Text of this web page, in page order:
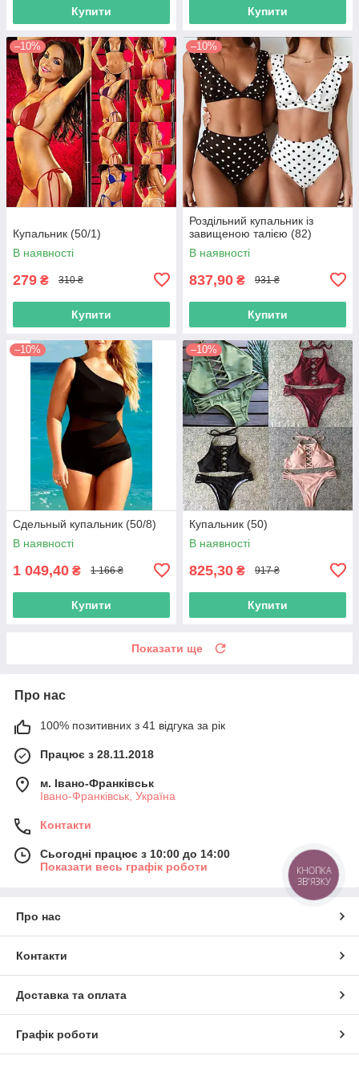
Купити Купити
–10%
Купальник (50/1)
В наявності
279 ₴ 310 ₴
Купити
–10%
Роздільний купальник із
завищеною талією (82)
В наявності
837,90 ₴ 931 ₴
Купити
–10%
Сдельный купальник (50/8)
В наявності
1 049,40 ₴ 1 166 ₴
Купити
–10%
Купальник (50)
В наявності
825,30 ₴ 917 ₴
Купити
Показати ще
Про нас
100% позитивних з 41 відгука за рік
Працює з 28.11.2018
м. Івано-Франківськ
Івано-Франківськ, Україна
Контакти
Сьогодні працює з 10:00 до 14:00
Показати весь графік роботи
Про нас
Контакти
Доставка та оплата
Графік роботи
КНОПКА
ЗВ'ЯЗКУ